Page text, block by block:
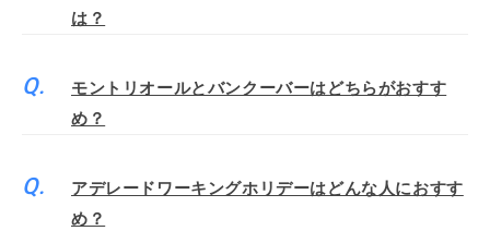
は？
モントリオールとバンクーバーはどちらがおすす
め？
アデレードワーキングホリデーはどんな人におすす
め？